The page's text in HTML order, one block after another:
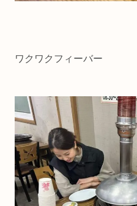
ワクワクフィーバー